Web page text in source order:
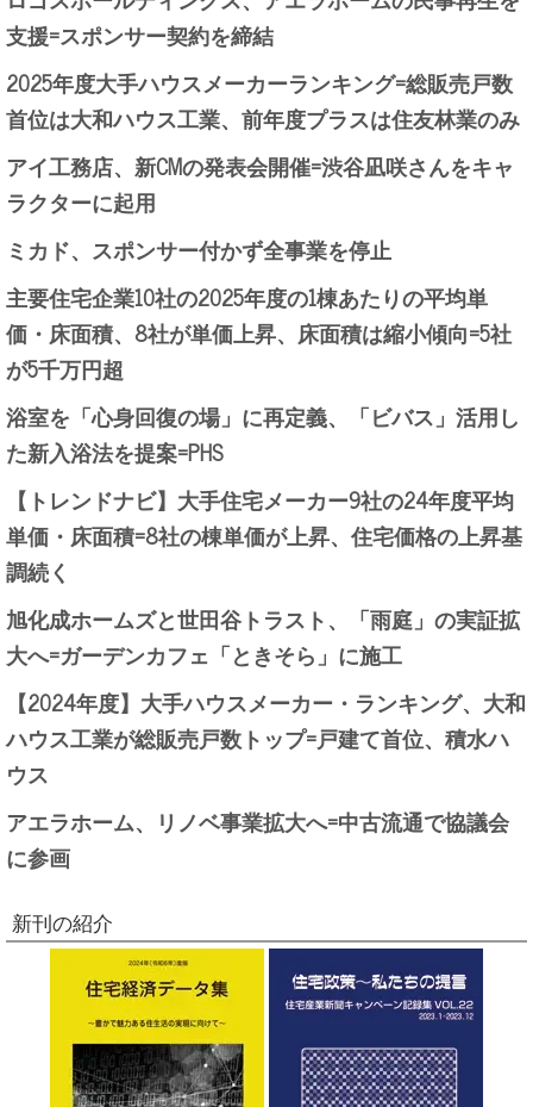
支援=スポンサー契約を締結
2025年度大手ハウスメーカーランキング=総販売戸数
首位は大和ハウス工業、前年度プラスは住友林業のみ
アイ工務店、新CMの発表会開催=渋谷凪咲さんをキャ
ラクターに起用
ミカド、スポンサー付かず全事業を停止
主要住宅企業10社の2025年度の1棟あたりの平均単
価・床面積、8社が単価上昇、床面積は縮小傾向=5社
が5千万円超
浴室を「心身回復の場」に再定義、「ビバス」活用し
た新入浴法を提案=PHS
【トレンドナビ】大手住宅メーカー9社の24年度平均
単価・床面積=8社の棟単価が上昇、住宅価格の上昇基
調続く
旭化成ホームズと世田谷トラスト、「雨庭」の実証拡
大へ=ガーデンカフェ「ときそら」に施工
【2024年度】大手ハウスメーカー・ランキング、大和
ハウス工業が総販売戸数トップ=戸建て首位、積水ハ
ウス
アエラホーム、リノベ事業拡大へ=中古流通で協議会
に参画
新刊の紹介